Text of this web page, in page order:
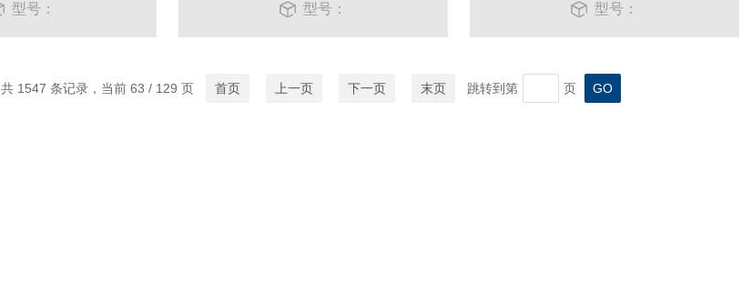
型号： 型号： 型号：
共 1547 条记录，当前 63 / 129 页 首页 上一页 下一页 末页 跳转到第 页